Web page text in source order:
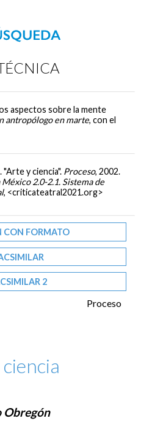
aspectos sobre la mente
antropólogo en marte, con el
y ciencia". Proceso, 2002.
2.0-2.1. Sistema de
, <criticateatral2021.org>
CON FORMATO
2
Proceso
Obregón